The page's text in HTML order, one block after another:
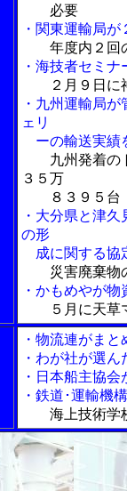
必要
・関東運輸局
年度内２回
・海技者セミ
２月９日
・九州運輸局
ェリ
ーの輸送実績
九州発着の
３５万
８３９５台
・大分県と津
の形
成に関する協
災害廃棄物
・かもめやが
５月に天
・物流連がま
・わが社が選
・日本船主協
・鉄道･運輸機
海上技術学